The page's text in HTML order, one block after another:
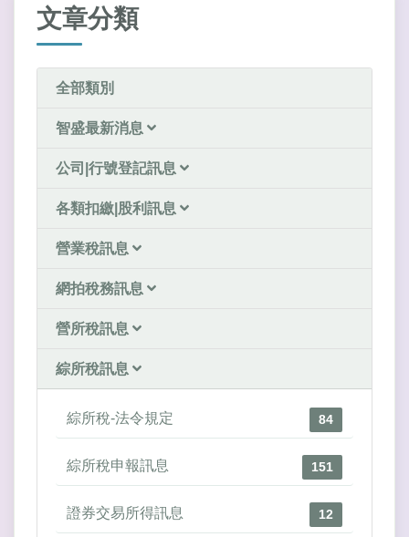
文章分類
全部類別
智盛最新消息
公司|行號登記訊息
各類扣繳|股利訊息
營業稅訊息
網拍稅務訊息
營所稅訊息
綜所稅訊息
綜所稅-法令規定 84
綜所稅申報訊息 151
證券交易所得訊息 12